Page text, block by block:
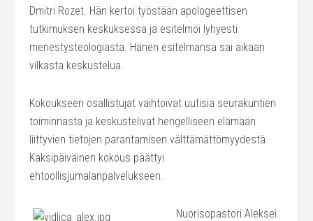
Dmitri Rozet. Hän kertoi työstään apologeettisen
tutkimuksen keskuksessa ja esitelmöi lyhyesti
menestysteologiasta. Hänen esitelmänsä sai aikaan
vilkasta keskustelua.
Kokoukseen osallistujat vaihtoivat uutisia seurakuntien
toiminnasta ja keskustelivat hengelliseen elämään
liittyvien tietojen parantamisen välttämättömyydestä.
Kaksipäiväinen kokous päättyi
ehtoollisjumalanpalvelukseen.
Nuorisopastori Aleksei